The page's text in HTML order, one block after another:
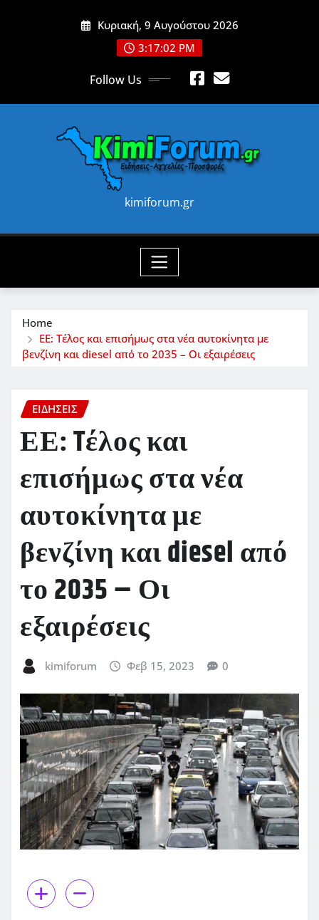
Κυριακή, 9 Αυγούστου 2026
3:17:04 PM
Follow Us
kimiforum.gr
Home
ΕΕ: Tέλος και επισήμως στα νέα αυτοκίνητα με
βενζίνη και diesel από το 2035 – Οι εξαιρέσεις
ΕΙΔΗΣΕΙΣ
ΕΕ: Tέλος και
επισήμως στα νέα
αυτοκίνητα με
βενζίνη και diesel από
το 2035 – Οι
εξαιρέσεις
kimiforum Φεβ 15, 2023 0